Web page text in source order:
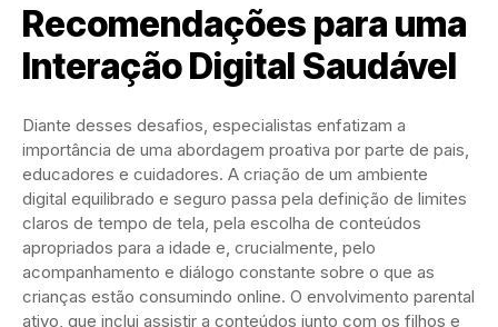
Recomendações para uma
Interação Digital Saudável
Diante desses desafios, especialistas enfatizam a
importância de uma abordagem proativa por parte de pais,
educadores e cuidadores. A criação de um ambiente
digital equilibrado e seguro passa pela definição de limites
claros de tempo de tela, pela escolha de conteúdos
apropriados para a idade e, crucialmente, pelo
acompanhamento e diálogo constante sobre o que as
crianças estão consumindo online. O envolvimento parental
ativo, que inclui assistir a conteúdos junto com os filhos e